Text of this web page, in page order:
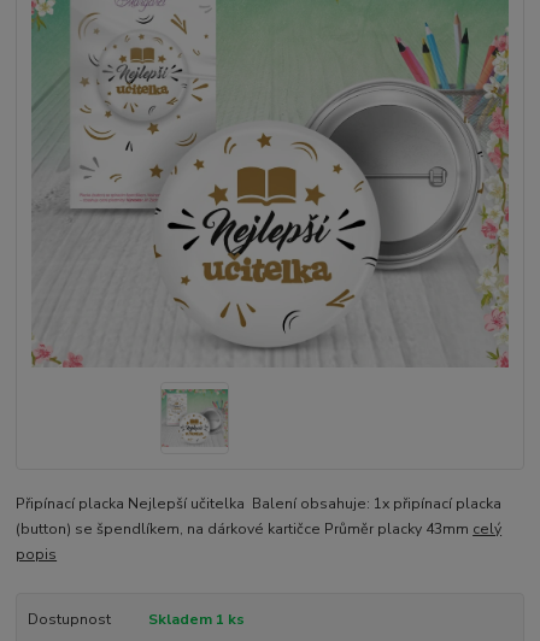
Připínací placka Nejlepší učitelka Balení obsahuje: 1x připínací placka
(button) se špendlíkem, na dárkové kartičce Průměr placky 43mm celý
popis
Dostupnost
Skladem 1 ks